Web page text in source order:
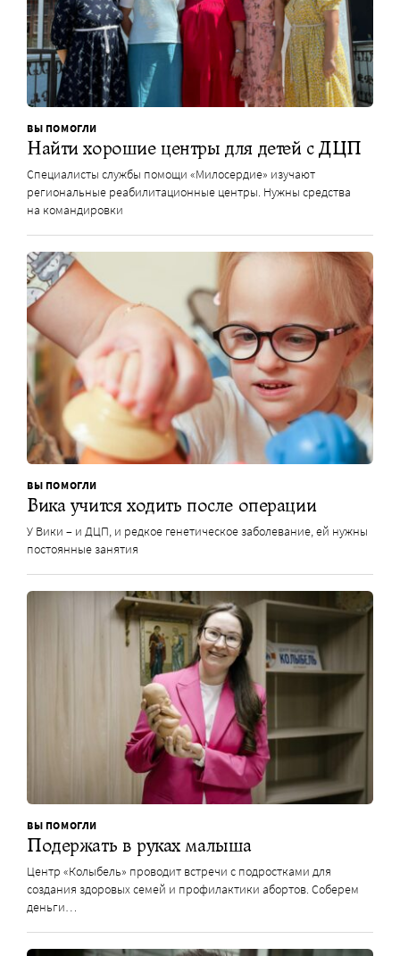
ВЫ ПОМОГЛИ
Найти хорошие центры для детей с ДЦП
Специалисты службы помощи «Милосердие» изучают
региональные реабилитационные центры. Нужны средства
на командировки
ВЫ ПОМОГЛИ
Вика учится ходить после операции
У Вики – и ДЦП, и редкое генетическое заболевание, ей нужны
постоянные занятия
ВЫ ПОМОГЛИ
Подержать в руках малыша
Центр «Колыбель» проводит встречи с подростками для
создания здоровых семей и профилактики абортов. Соберем
деньги…